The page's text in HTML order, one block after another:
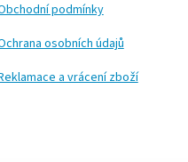
podmínky
osobních údajů
a vrácení zboží